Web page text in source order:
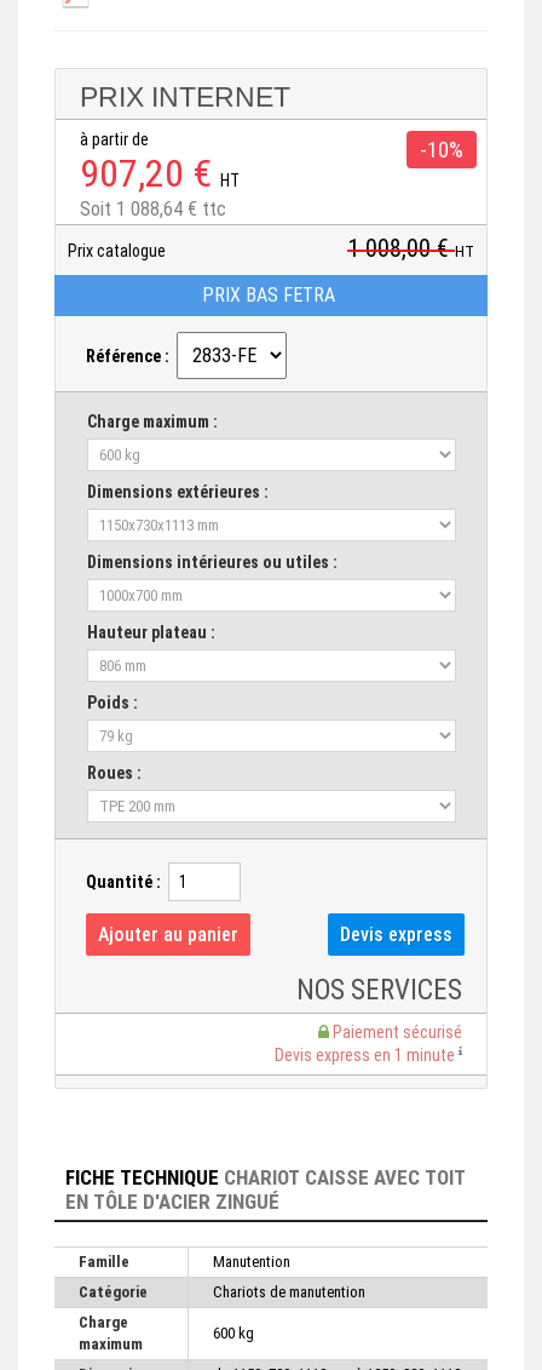
PRIX INTERNET
à partir de
907,20 € HT
Soit 1 088,64 € ttc
-10%
Prix catalogue 1 008,00 €HT
PRIX BAS FETRA
Référence :
Charge maximum :
Dimensions extérieures :
Dimensions intérieures ou utiles :
Hauteur plateau :
Poids :
Roues :
Quantité :
NOS SERVICES
Paiement sécurisé
Devis express en 1 minute
FICHE TECHNIQUE CHARIOT CAISSE AVEC TOIT
EN TÔLE D'ACIER ZINGUÉ
Famille
Manutention
Catégorie
Chariots de manutention
Charge
maximum
600 kg